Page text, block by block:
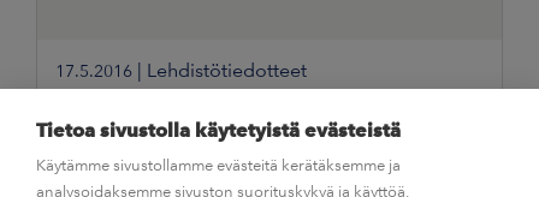
17.5.2016 Lehdistötiedotteet
ruokainnovaatiota nuorten makuun
Tietoa sivustolla käytetyistä evästeistä
Käytämme sivustollamme evästeitä kerätäksemme ja
analysoidaksemme sivuston suorituskykyä ja käyttöä,